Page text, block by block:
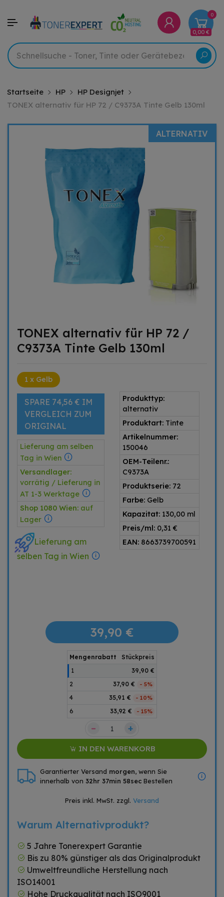
0
0,00 €
Startseite HP
HP Designjet
TONEX alternativ für HP 72 / C9373A Tinte Gelb 130ml
ALTERNATIV
TONEX alternativ für HP 72 /
C9373A Tinte Gelb 130ml
1 x Gelb
SPARE 74,56 € IM
VERGLEICH ZUM
ORIGINAL
Lieferung am selben
Tag in Wien
Versandlager:
vorrätig / Lieferung in
AT 1-3 Werktage
Shop 1080 Wien: auf
Lager
Lieferung am
selben Tag in Wien
Produkttyp:
alternativ
Produktart: Tinte
Artikelnummer:
150046
OEM-Teilenr.:
C9373A
Produktserie: 72
Farbe: Gelb
Kapazitat: 130,00 ml
Preis/ml: 0,31 €
EAN: 8663739700591
39,90 €
Mengenrabatt
Stückpreis
1
39,90 €
2
37,90 € - 5%
4 35,91 € - 10%
6 33,92 € - 15%
– +
IN DEN WARENKORB
Garantierter Versand morgen, wenn Sie
innerhalb von 32hr 37min 58sec Bestellen
Preis inkl. MwSt. zzgl. Versand
Warum Alternativprodukt?
5 Jahre Tonerexpert Garantie
Bis zu 80% günstiger als das Originalprodukt
Umweltfreundliche Herstellung nach
ISO14001
Hohe Druckqualität nach ISO9001